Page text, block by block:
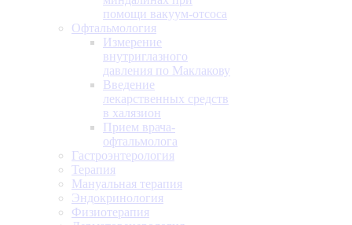
помощи вакуум-отсоса
Офтальмология
Измерение
внутриглазного
давления по Маклакову
Введение
лекарственных средств
в халязион
Прием врача-
офтальмолога
Гастроэнтерология
Терапия
Мануальная терапия
Эндокринология
Физиотерапия